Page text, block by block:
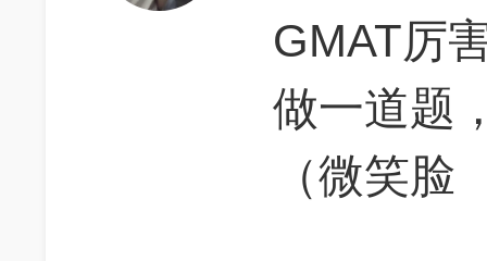
GMAT厉
做一道题
（微笑脸